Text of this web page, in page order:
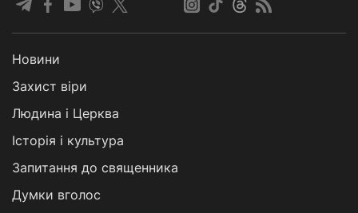
Новини
Захист віри
Людина і Церква
Історія і культура
Запитання до священника
Думки вголос